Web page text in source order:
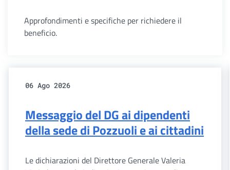
Approfondimenti e specifiche per richiedere il
beneficio.
06 Ago 2026
Messaggio del DG ai dipendenti
della sede di Pozzuoli e ai cittadini
Le dichiarazioni del Direttore Generale Valeria